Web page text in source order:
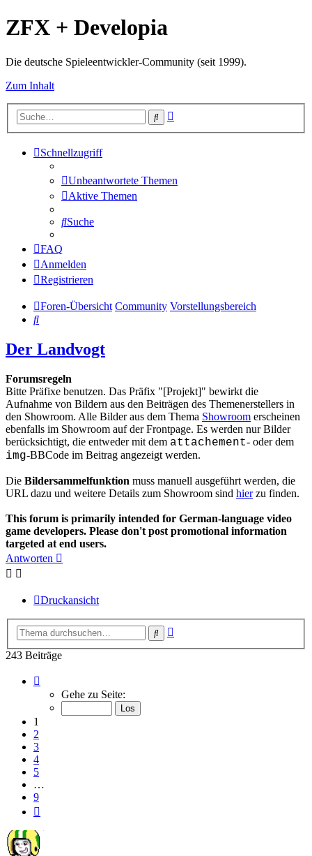
ZFX + Developia
Die deutsche Spieleentwickler-Community (seit 1999).
Zum Inhalt
Suche
Schnellzugriff
Unbeantwortete Themen
Aktive Themen
Suche
FAQ
Anmelden
Registrieren
Foren-Übersicht Community Vorstellungsbereich
Suche
Der Landvogt
Forumsregeln
Bitte Präfixe benutzen. Das Präfix "[Projekt]" bewirkt die
Aufnahme von Bildern aus den Beiträgen des Themenerstellers in
den Showroom. Alle Bilder aus dem Thema Showroom erscheinen
ebenfalls im Showroom auf der Frontpage. Es werden nur Bilder
berücksichtigt, die entweder mit dem attachement- oder dem
img-BBCode im Beitrag angezeigt werden.
Die Bildersammelfunktion muss manuell ausgeführt werden, die
URL dazu und weitere Details zum Showroom sind hierzu finden.
This forum is primarily intended for German-language video
game developers. Please don't post promotional information
targeted at end users.
Antworten
Druckansicht
Suche
243 Beiträge
von
Gehe zu Seite:
1
2
3
4
5
…
9